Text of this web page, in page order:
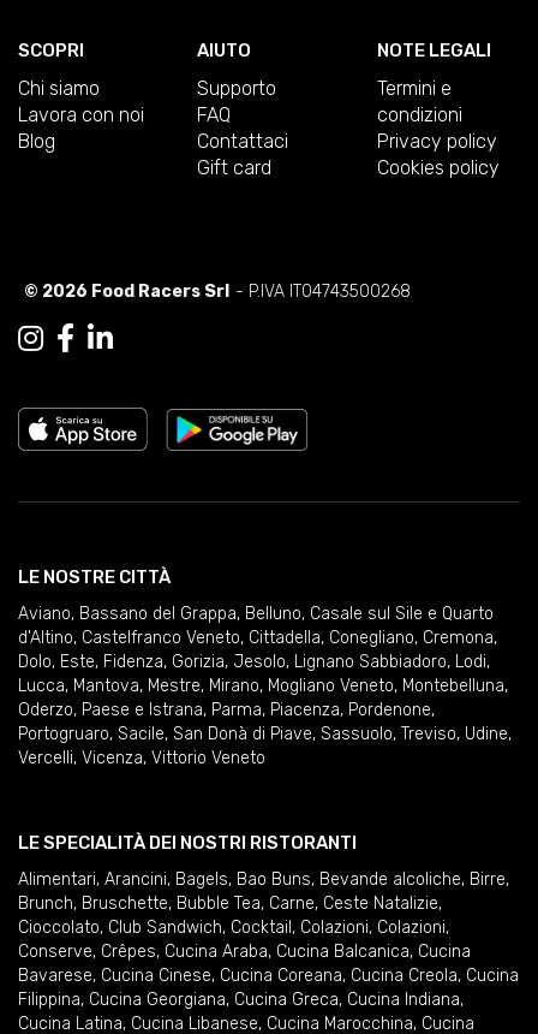
SCOPRI
Chi siamo
Lavora con noi
Blog
AIUTO
Supporto
FAQ
Contattaci
Gift card
NOTE LEGALI
Termini e
condizioni
Privacy policy
Cookies policy
© 2026 Food Racers Srl - P.IVA IT04743500268
LE NOSTRE CITTÀ
Aviano, Bassano del Grappa, Belluno, Casale sul Sile e Quarto
d'Altino, Castelfranco Veneto, Cittadella, Conegliano, Cremona,
Dolo, Este, Fidenza, Gorizia, Jesolo, Lignano Sabbiadoro, Lodi,
Lucca, Mantova, Mestre, Mirano, Mogliano Veneto, Montebelluna,
Oderzo, Paese e Istrana, Parma, Piacenza, Pordenone,
Portogruaro, Sacile, San Donà di Piave, Sassuolo, Treviso, Udine,
Vercelli, Vicenza, Vittorio Veneto
LE SPECIALITÀ DEI NOSTRI RISTORANTI
Alimentari, Arancini, Bagels, Bao Buns, Bevande alcoliche, Birre,
Brunch, Bruschette, Bubble Tea, Carne, Ceste Natalizie,
Cioccolato, Club Sandwich, Cocktail , Colazioni, Colazioni,
Conserve, Crêpes, Cucina Araba, Cucina Balcanica, Cucina
Bavarese, Cucina Cinese, Cucina Coreana, Cucina Creola, Cucina
Filippina, Cucina Georgiana, Cucina Greca, Cucina Indiana,
Cucina Latina, Cucina Libanese, Cucina Marocchina, Cucina